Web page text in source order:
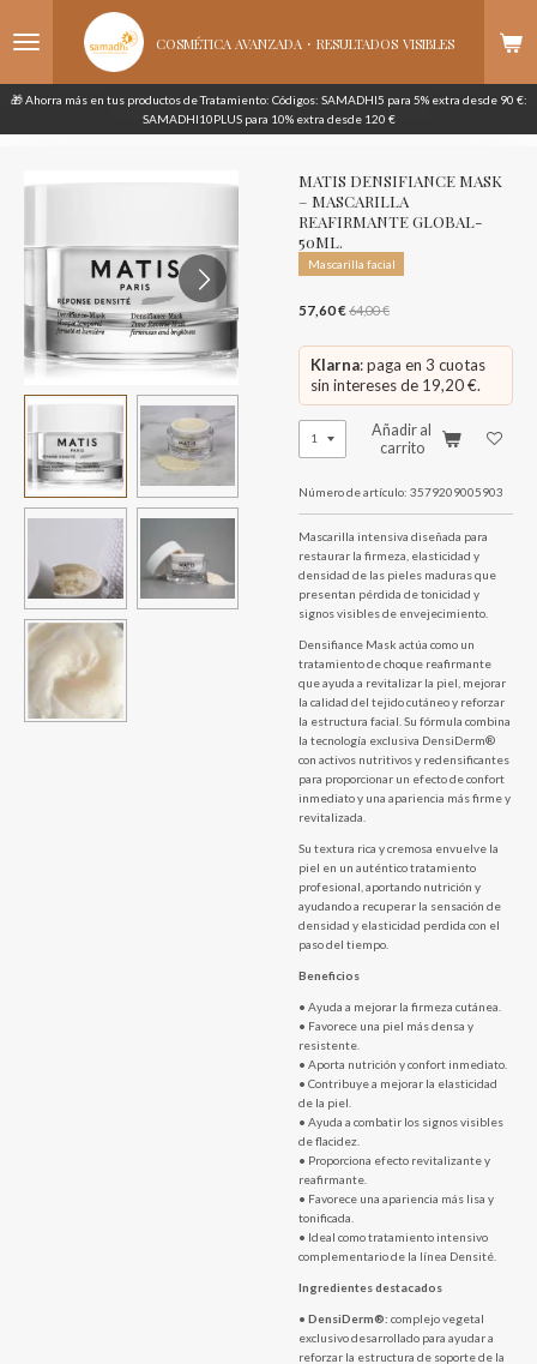
al
COSMÉTICA AVANZADA· RESULTADOS VISIBLES
🎁 Ahorra más en tus productos de Tratamiento: Códigos: SAMADHI5 para 5% extra desde 90 €:
SAMADHI10PLUS para 10% extra desde 120 €
MATIS DENSIFIANCE MASK
– MASCARILLA
REAFIRMANTE GLOBAL-
50ML.
Mascarilla facial
57,60 € 64,00 €
Klarna: paga en 3 cuotas
sin intereses de 19,20 €.
Añadir al
carrito
Número de artículo: 3579209005903
Mascarilla intensiva diseñada para
restaurar la firmeza, elasticidad y
densidad de las pieles maduras que
presentan pérdida de tonicidad y
signos visibles de envejecimiento.
Densifiance Mask actúa como un
tratamiento de choque reafirmante
que ayuda a revitalizar la piel, mejorar
la calidad del tejido cutáneo y reforzar
la estructura facial. Su fórmula combina
la tecnología exclusiva DensiDerm®
con activos nutritivos y redensificantes
para proporcionar un efecto de confort
inmediato y una apariencia más firme y
revitalizada.
Su textura rica y cremosa envuelve la
piel en un auténtico tratamiento
profesional, aportando nutrición y
ayudando a recuperar la sensación de
densidad y elasticidad perdida con el
paso del tiempo.
Beneficios
• Ayuda a mejorar la firmeza cutánea.
• Favorece una piel más densa y
resistente.
• Aporta nutrición y confort inmediato.
• Contribuye a mejorar la elasticidad
de la piel.
• Ayuda a combatir los signos visibles
de flacidez.
• Proporciona efecto revitalizante y
reafirmante.
• Favorece una apariencia más lisa y
tonificada.
• Ideal como tratamiento intensivo
complementario de la línea Densité.
Ingredientes destacados
• DensiDerm®: complejo vegetal
exclusivo desarrollado para ayudar a
reforzar la estructura de soporte de la